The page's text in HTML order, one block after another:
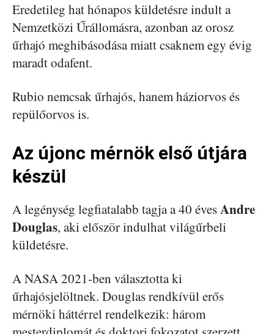
Eredetileg hat hónapos küldetésre indult a
Nemzetközi Űrállomásra, azonban az orosz
űrhajó meghibásodása miatt csaknem egy évig
maradt odafent.
Rubio nemcsak űrhajós, hanem háziorvos és
repülőorvos is.
Az újonc mérnök első útjára
készül
A legénység legfiatalabb tagja a 40 évesAndre
Douglas, aki először indulhat világűrbeli
küldetésre.
A NASA 2021-ben választotta ki
űrhajósjelöltnek. Douglas rendkívül erős
mérnöki háttérrel rendelkezik: három